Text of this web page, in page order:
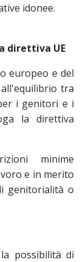
idonee.
direttiva UE
europeo e del
tra
i genitori e i
la direttiva
minime
e in merito
genitorialità o
possibilità di